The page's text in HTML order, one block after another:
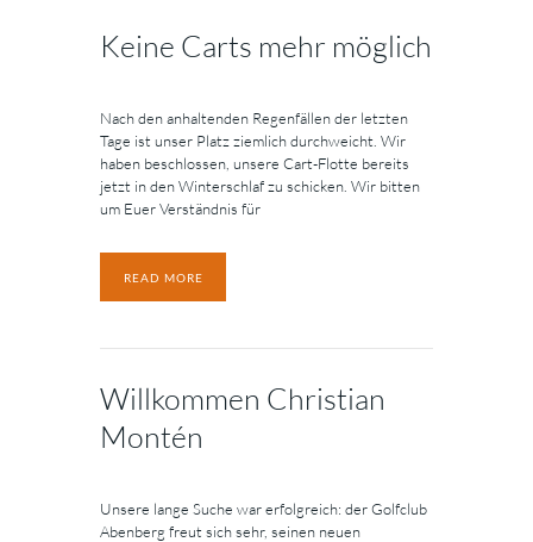
Keine Carts mehr möglich
Nach den anhaltenden Regenfällen der letzten
Tage ist unser Platz ziemlich durchweicht. Wir
haben beschlossen, unsere Cart-Flotte bereits
jetzt in den Winterschlaf zu schicken. Wir bitten
um Euer Verständnis für
READ MORE
Willkommen Christian
Montén
Unsere lange Suche war erfolgreich: der Golfclub
Abenberg freut sich sehr, seinen neuen